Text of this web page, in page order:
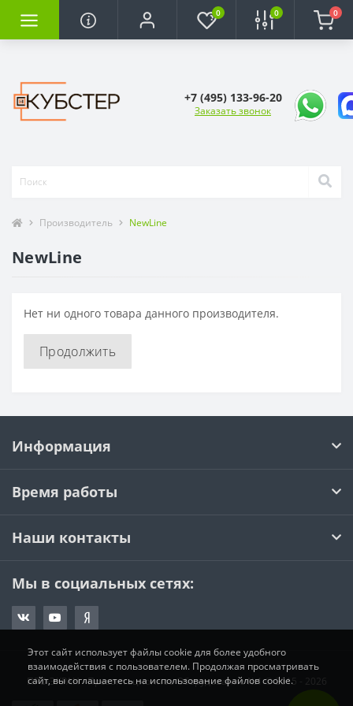
0 0 0
+7 (495) 133-96-20
Заказать звонок
Производитель NewLine
NewLine
Нет ни одного товара данного производителя.
Продолжить
Информация
Время работы
Наши контакты
Мы в социальных сетях:
ПРО-ЭКРАН - Презентационное Оборудование №1 © 2015 - 2026
Этот сайт использует файлы cookie для более удобного
взаимодействия с пользователем. Продолжая просматривать
сайт, вы соглашаетесь на использование файлов cookie.